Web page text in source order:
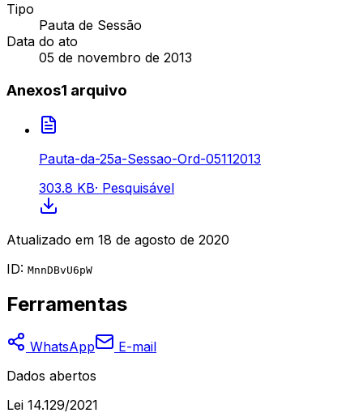
Tipo
Pauta de Sessão
Data do ato
05 de novembro de 2013
Anexos1 arquivo
Pauta-da-25a-Sessao-Ord-05112013
303.8 KB· Pesquisável
Atualizado em 18 de agosto de 2020
ID: MnnDBvU6pW
Ferramentas
WhatsApp
E-mail
Dados abertos
Lei 14.129/2021